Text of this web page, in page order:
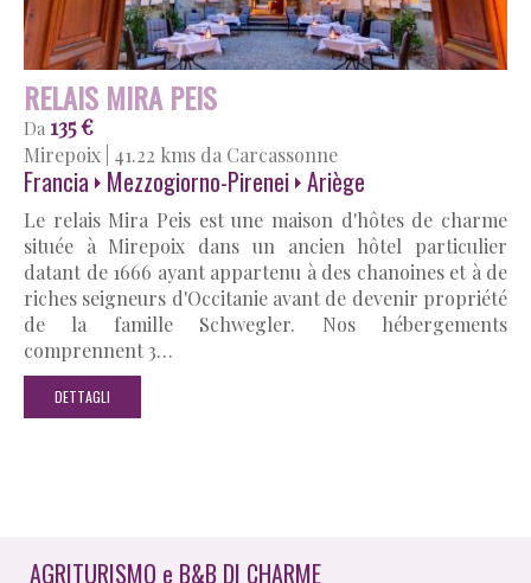
RELAIS MIRA PEIS
Da 135 €
Mirepoix 41.22 kms da Carcassonne
Francia Mezzogiorno-Pirenei Ariège
Le relais Mira Peis est une maison d'hôtes de charme
située à Mirepoix dans un ancien hôtel particulier
datant de 1666 ayant appartenu à des chanoines et à de
riches seigneurs d'Occitanie avant de devenir propriété
de la famille Schwegler. Nos hébergements
comprennent 3…
DETTAGLI
AGRITURISMO e B&B DI CHARME